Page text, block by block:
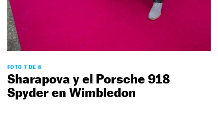
FOTO 7 DE 8
Sharapova y el Porsche 918
Spyder en Wimbledon